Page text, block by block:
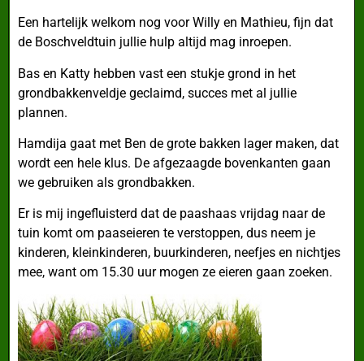
Een hartelijk welkom nog voor Willy en Mathieu, fijn dat
de Boschveldtuin jullie hulp altijd mag inroepen.
Bas en Katty hebben vast een stukje grond in het
grondbakkenveldje geclaimd, succes met al jullie
plannen.
Hamdija gaat met Ben de grote bakken lager maken, dat
wordt een hele klus. De afgezaagde bovenkanten gaan
we gebruiken als grondbakken.
Er is mij ingefluisterd dat de paashaas vrijdag naar de
tuin komt om paaseieren te verstoppen, dus neem je
kinderen, kleinkinderen, buurkinderen, neefjes en nichtjes
mee, want om 15.30 uur mogen ze eieren gaan zoeken.